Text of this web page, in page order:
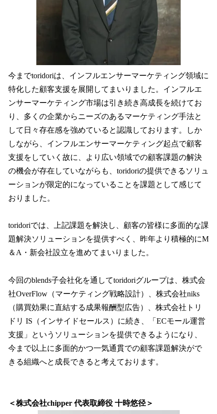
今までtoridoriは、インフルエンサーマーケティング領域に
特化した顧客支援を展開してまいりました。インフルエ
ンサーマーケティング市場は引き続き高成長を続けてお
り、多くの企業からニーズのあるマーケティング手法と
して日々存在感を強めていると認識しております。しか
しながら、インフルエンサーマーケティング起点で顧客
支援をしていく故に、より広い領域での顧客課題の解決
の機会が存在していながらも、toridoriの提供できるソリュ
ーションが限定的になっていることを課題として感じて
おりました。
toridoriでは、上記課題を解決し、顧客の皆様に多面的な課
題解決ソリューションを提供すべく、昨年より積極的にM
＆A・新会社設立を進めてまいりました。
今回のblends子会社化を通してtoridoriグループは、株式会
社OverFlow（マーケティング戦略設計）、株式会社niks
（購買効果に直結する成果報酬型広告）、株式会社トリ
ドリ IS（インサイドセールス）に続き、「ECモール運営
支援」というソリューションを提供できるようになり、
今まで以上に多面的かつ一気通貫での顧客課題解決がで
きる組織へと成長できると考えております。
＜株式会社chipper 代表取締役 十時悠径＞